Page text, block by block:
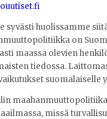
syvästi huolissamme
on
maassa olevien
tiedossa.
suomalaiselle
missä